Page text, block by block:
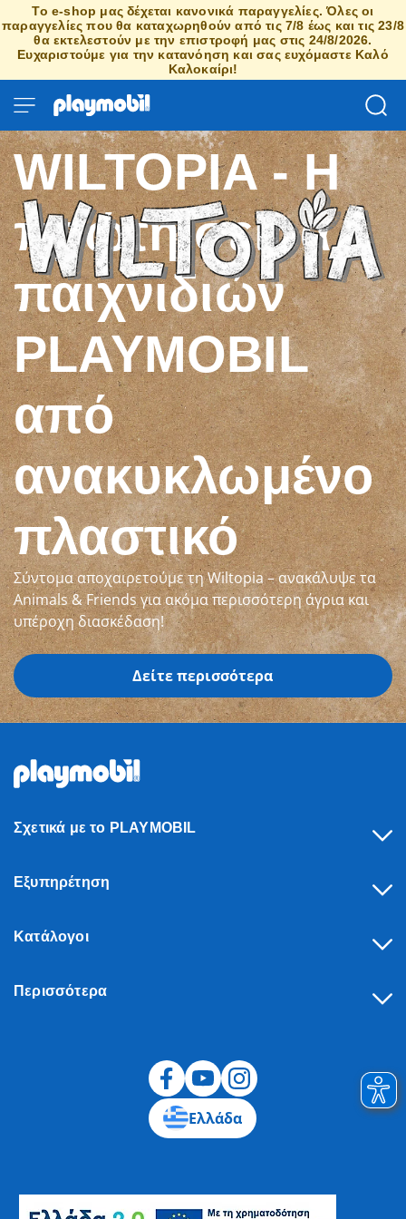
Το e-shop μας δέχεται κανονικά παραγγελίες. Όλες οι
παραγγελίες που θα καταχωρηθούν από τις 7/8 έως και τις 23/8
θα εκτελεστούν με την επιστροφή μας στις 24/8/2026.
Ευχαριστούμε για την κατανόηση και σας ευχόμαστε Καλό
Καλοκαίρι!
WILTOPIA - Η
πρώτη σειρά
παιχνιδιών
PLAYMOBIL
από
ανακυκλωμένο
πλαστικό
Σύντομα αποχαιρετούμε τη Wiltopia – ανακάλυψε τα
Animals & Friends για ακόμα περισσότερη άγρια και
υπέροχη διασκέδαση!
Δείτε περισσότερα
Σχετικά με το PLAYMOBIL
Εξυπηρέτηση
Κατάλογοι
Περισσότερα
Ελλάδα